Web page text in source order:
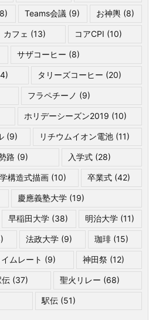
Teams会議 (9) お神輿(8)
カフェ (13) コアCPI (10)
サザコーヒー (8)
タリーズコーヒー (20)
フラペチーノ (9)
ホリデーシーズン2019 (10)
(9) リチウムイオン電池(11)
路 (9) 入学式 (28)
構造式描画 (10) 卒業式(42)
慶應義塾大学(19)
早稲田大学 (38) 明治大学(11)
法政大学 (9) 珈琲 (15)
ムレート (9) 神田祭(12)
伝 (37) 聖火リレー (68)
駅伝 (51)